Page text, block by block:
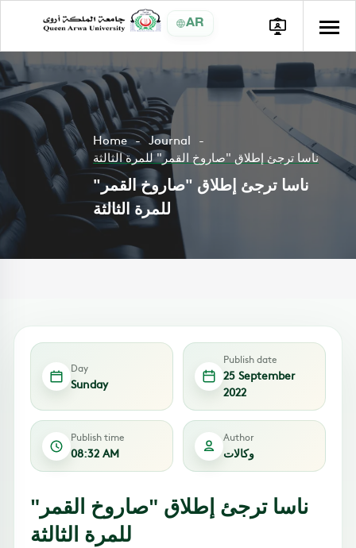
AR
Home
Journal
ناسا ترجئ إطلاق "صاروخ القمر" للمرة الثالثة
ناسا ترجئ إطلاق "صاروخ القمر"
للمرة الثالثة
Day
Sunday
Publish date
25 September
2022
Publish time
08:32 AM
Author
وكالات
ناسا ترجئ إطلاق "صاروخ القمر"
للمرة الثالثة